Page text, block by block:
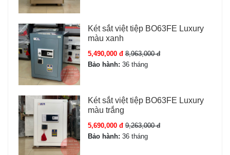
Két sắt việt tiệp BO63FE Luxury
màu xanh
5,490,000 đ 8,963,000 đ
Bảo hành: 36 tháng
Két sắt việt tiệp BO63FE Luxury
màu trắng
5,690,000 đ 9,263,000 đ
Bảo hành: 36 tháng